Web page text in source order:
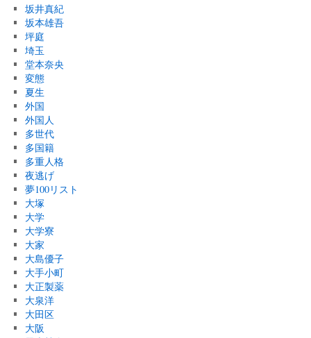
坂井真紀
坂本雄吾
坪庭
埼玉
堂本奈央
変態
夏生
外国
外国人
多世代
多国籍
多重人格
夜逃げ
夢100リスト
大塚
大学
大学寮
大家
大島優子
大手小町
大正製薬
大泉洋
大田区
大阪